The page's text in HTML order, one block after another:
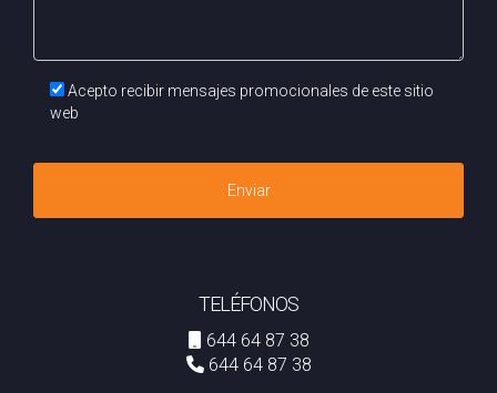
confianza y éxito. ¡No esperes más para dar ese paso
hacia una venta exitosa!
Si tienes dudas escríbeme por Whatsapp
Acepto recibir mensajes promocionales de este sitio
web
Enviar
TELÉFONOS
644 64 87 38
644 64 87 38